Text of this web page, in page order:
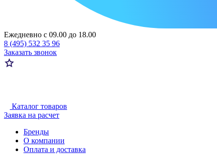
Ежедневно с 09.00 до 18.00
8 (495) 532 35 96
Заказать звонок
Каталог товаров
Заявка на расчет
Бренды
О компании
Оплата и доставка